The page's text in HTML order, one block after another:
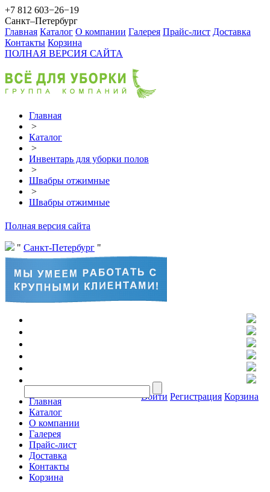
+7 812 603−26−19
Санкт–Петербург
Главная Каталог О компании Галерея Прайс-лист Доставка
Контакты Корзина
ПОЛНАЯ ВЕРСИЯ САЙТА
Главная
>
Каталог
>
Инвентарь для уборки полов
>
Швабры отжимные
>
Швабры отжимные
Полная версия сайта
Санкт-Петербург
Войти Регистрация Корзина
Главная
Каталог
О компании
Галерея
Прайс-лист
Доставка
Контакты
Корзина